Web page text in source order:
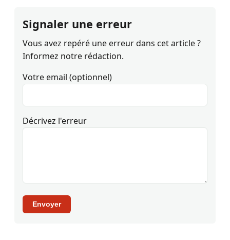
Signaler une erreur
Vous avez repéré une erreur dans cet article ?
Informez notre rédaction.
Votre email (optionnel)
Décrivez l'erreur
Envoyer